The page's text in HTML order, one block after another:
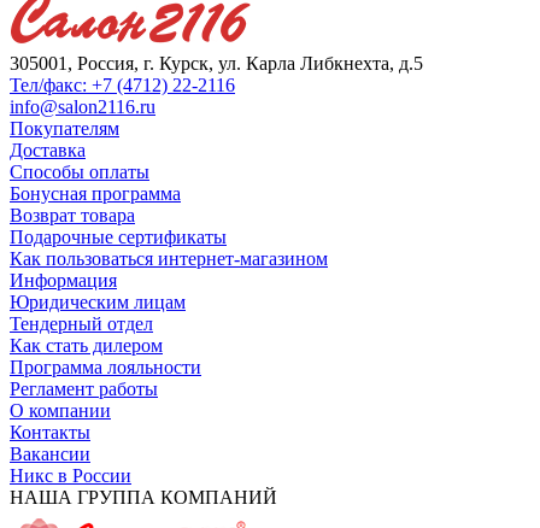
305001, Россия, г. Курск, ул. Карла Либкнехта, д.5
Тел/факс: +7 (4712) 22-2116
info@salon2116.ru
Покупателям
Доставка
Способы оплаты
Бонусная программа
Возврат товара
Подарочные сертификаты
Как пользоваться интернет-магазином
Информация
Юридическим лицам
Тендерный отдел
Как стать дилером
Программа лояльности
Регламент работы
О компании
Контакты
Вакансии
Никс в России
НАША ГРУППА КОМПАНИЙ